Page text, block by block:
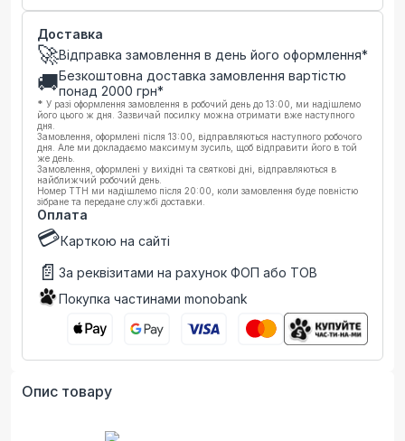
Доставка
🚀Відправка замовлення в день його оформлення*
🚚Безкоштовна доставка замовлення вартістю
понад 2000 грн*
* У разі оформлення замовлення в робочий день до 13:00, ми надішлемо
його цього ж дня. Зазвичай посилку можна отримати вже наступного
дня.
Замовлення, оформлені після 13:00, відправляються наступного робочого
дня. Але ми докладаємо максимум зусиль, щоб відправити його в той
же день.
Замовлення, оформлені у вихідні та святкові дні, відправляються в
найближчий робочий день.
Номер ТТН ми надішлемо після 20:00, коли замовлення буде повністю
зібране та передане службі доставки.
Оплата
💳Карткою на сайті
📄 За реквізитами на рахунок ФОП або ТОВ
Покупка частинами monobank
Опис товару